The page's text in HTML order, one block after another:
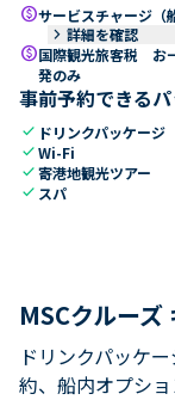
paidサービスチャージ（
keyboard_arrow_right 詳細を確認
paid国際観光旅客税 お
発のみ
事前予約できる
check ドリンクパッケージ
checkWi-Fi
check寄港地観光ツアー
check スパ
MSCクルー
ドリンクパッケ
約、船内オプショ